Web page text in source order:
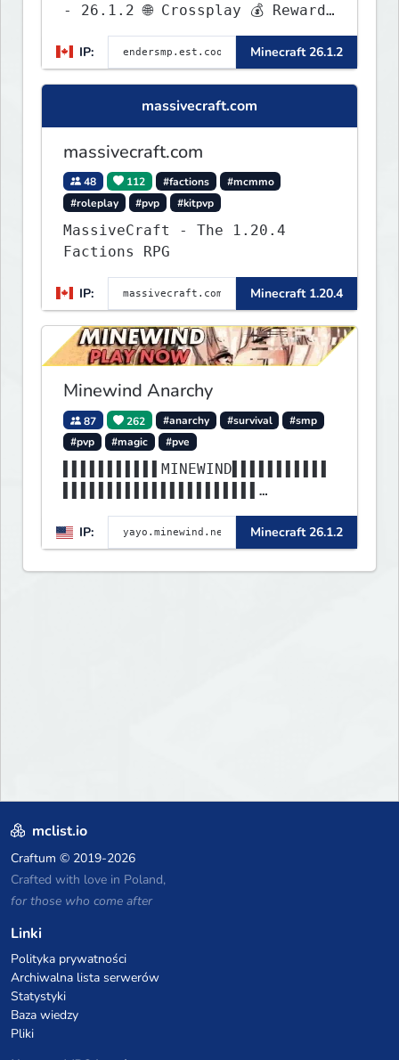
- 26.1.2 🌐 Crossplay 💰 Rewards
IP:
Minecraft 26.1.2
massivecraft.com
massivecraft.com
48 112 #factions
#mcmmo
#roleplay
#pvp #kitpvp
MassiveCraft - The 1.20.4
Factions RPG
IP: Minecraft 1.20.4
Minewind Anarchy
87 262 #anarchy #survival
#smp
#pvp
#magic #pve
▌▌▌▌▌▌▌▌▌▌▌MINEWIND▌▌▌▌▌▌▌▌▌▌▌
▌▌▌▌▌▌▌▌▌▌▌▌▌▌▌▌▌▌▌▌▌▌▌▌▌▌▌▌▌▌
▌▌▌▌▌▌▌▌▌▌▌▌▌▌▌▌▌▌▌▌▌▌
IP: Minecraft 26.1.2
mclist.io
Craftum © 2019-2026
Crafted with love in Poland,
for those who come after
Linki
Polityka prywatności
Archiwalna lista serwerów
Statystyki
Baza wiedzy
Pliki